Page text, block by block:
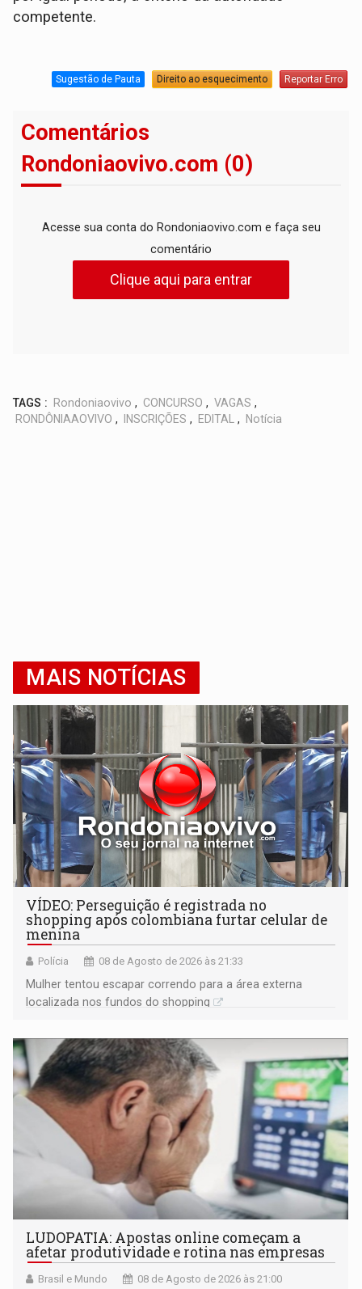
competente.
Sugestão de Pauta Direito ao esquecimento Reportar Erro
Comentários
Rondoniaovivo.com (0)
Acesse sua conta do Rondoniaovivo.com e faça seu
comentário
Clique aqui para entrar
TAGS : Rondoniaovivo , CONCURSO , VAGAS ,
RONDÔNIAAOVIVO , INSCRIÇÕES , EDITAL , Notícia
MAIS NOTÍCIAS
VÍDEO: Perseguição é registrada no
shopping após colombiana furtar celular de
menina
Polícia 08 de Agosto de 2026 às 21:33
Mulher tentou escapar correndo para a área externa
localizada nos fundos do shopping
LUDOPATIA: Apostas online começam a
afetar produtividade e rotina nas empresas
Brasil e Mundo 08 de Agosto de 2026 às 21:00